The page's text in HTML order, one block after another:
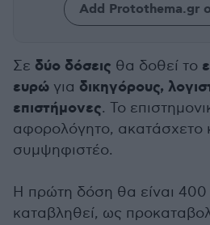
Add Protothema.gr
Σε δύο δόσεις θα δοθεί το
ευρώ για δικηγόρους,
επιστήμονες. Το
αφορολόγητο, ακατάσχετο
συμψηφιστέο.
Η πρώτη δόση θα είναι
καταβληθεί, ως